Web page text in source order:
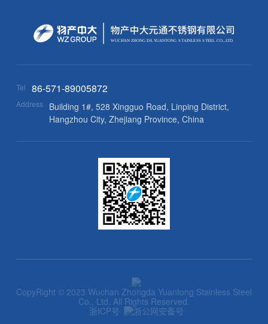
WUCHAN ZHONG DAYUANTONG STAINLESSSTEEL CO.,LTD.
Tel 86-571-89005872
Address
Building 1#, 528 Xingguo Road, Linping District,
Hangzhou City, Zhejiang Province, China
CopyRight © 2023 Wuchan Zhongda Yuantong Stainless Steel
Co., Ltd. All Rights Reserved.
浙ICP号
浙公网安备号